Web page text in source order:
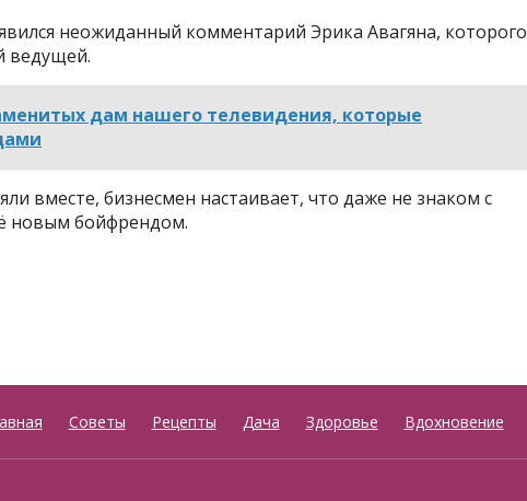
неожиданный комментарий Эрика Авагяна, которого
ведущей.
дам нашего телевидения, которые
вместе, бизнесмен настаивает, что даже не знаком с
новым бойфрендом.
Советы Рецепты Дача Здоровье Вдохновение